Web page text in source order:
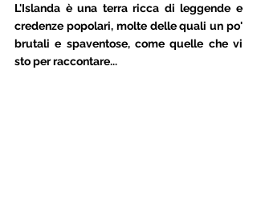
L'Islanda è una terra ricca di leggende e
credenze popolari, molte delle quali un po'
brutali e spaventose, come quelle che vi
sto per raccontare...